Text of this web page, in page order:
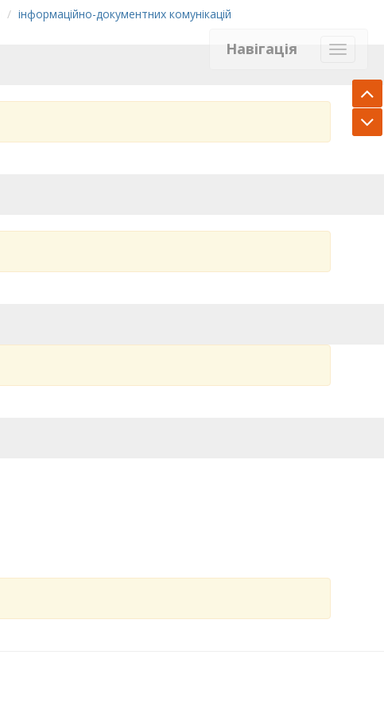
Навігація
інформаційно-документних комунікацій